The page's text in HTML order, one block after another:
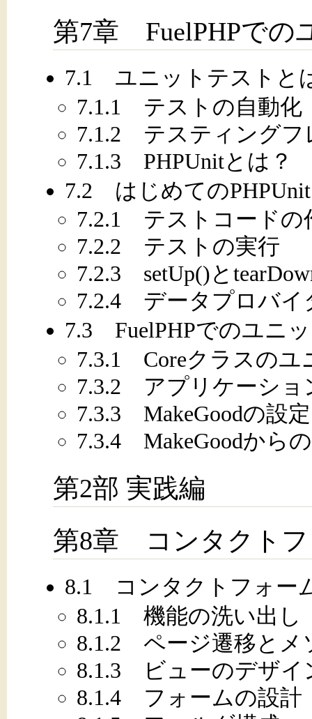
第7章 FuelPHPでの
7.1 ユニットテストと
7.1.1 テストの自動化
7.1.2 テスティングフ
7.1.3 PHPUnitとは？
7.2 はじめてのPHPUnit
7.2.1 テストコードの
7.2.2 テストの実行
7.2.3 setUp()と
7.2.4 データプロバイ
7.3 FuelPHPでのユニ
7.3.1 Coreクラスのユ
7.3.2 アプリケーショ
7.3.3 MakeGoodの設定
7.3.4 MakeGoodから
第2部 実践編
第8章 コンタクトフ
8.1 コンタクトフォー
8.1.1 機能の洗い出し
8.1.2 ページ遷移とメ
8.1.3 ビューのデザイ
8.1.4 フォームの設計